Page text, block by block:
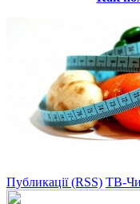
Публикації (RSS) ТВ-